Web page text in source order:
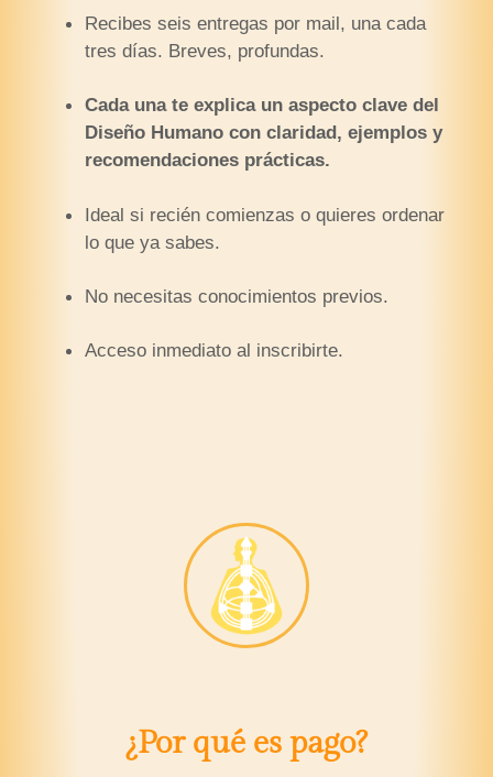
Recibes seis entregas por mail, una cada
tres días. Breves, profundas.
Cada una te explica un aspecto clave del
Diseño Humano con claridad, ejemplos y
recomendaciones prácticas.
Ideal si recién comienzas o quieres ordenar
lo que ya sabes.
No necesitas conocimientos previos.
Acceso inmediato al inscribirte.
¿Por qué es pago?